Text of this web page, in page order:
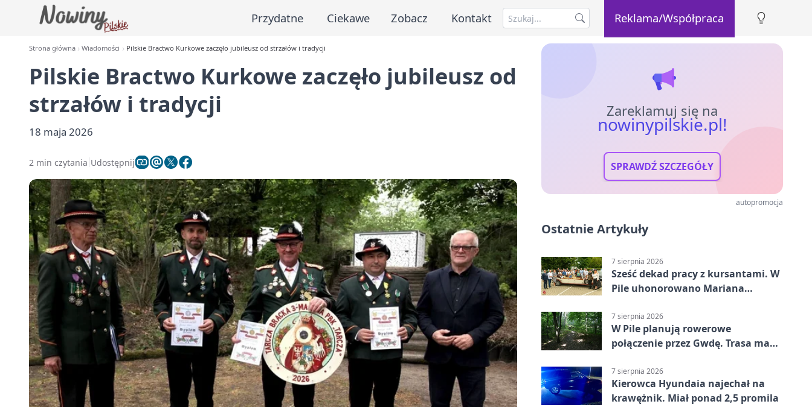
Przydatne Ciekawe Zobacz Kontakt Reklama/Współpraca
Strona główna Wiadomości Pilskie Bractwo Kurkowe zaczęło jubileusz od strzałów i tradycji
Pilskie Bractwo Kurkowe zaczęło jubileusz od
strzałów i tradycji
18 maja 2026
2 min czytania Udostępnij
Zareklamuj się na
nowinypilskie.pl!
SPRAWDŹ SZCZEGÓŁY
autopromocja
Ostatnie Artykuły
7 sierpnia 2026
Sześć dekad pracy z kursantami. W
Pile uhonorowano Mariana
7 sierpnia 2026
W Pile planują rowerowe
połączenie przez Gwdę. Trasa ma
7 sierpnia 2026
Kierowca Hyundaia najechał na
krawężnik. Miał ponad 2,5 promila